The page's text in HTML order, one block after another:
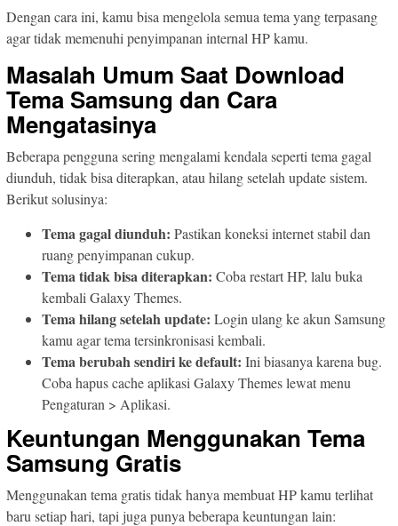
Dengan cara ini, kamu bisa mengelola semua tema yang terpasang
agar tidak memenuhi penyimpanan internal HP kamu.
Masalah Umum Saat Download
Tema Samsung dan Cara
Mengatasinya
Beberapa pengguna sering mengalami kendala seperti tema gagal
diunduh, tidak bisa diterapkan, atau hilang setelah update sistem.
Berikut solusinya:
Tema gagal diunduh: Pastikan koneksi internet stabil dan
ruang penyimpanan cukup.
Tema tidak bisa diterapkan: Coba restart HP, lalu buka
kembali Galaxy Themes.
Tema hilang setelah update: Login ulang ke akun Samsung
kamu agar tema tersinkronisasi kembali.
Tema berubah sendiri ke default: Ini biasanya karena bug.
Coba hapus cache aplikasi Galaxy Themes lewat menu
Pengaturan > Aplikasi.
Keuntungan Menggunakan Tema
Samsung Gratis
Menggunakan tema gratis tidak hanya membuat HP kamu terlihat
baru setiap hari, tapi juga punya beberapa keuntungan lain: